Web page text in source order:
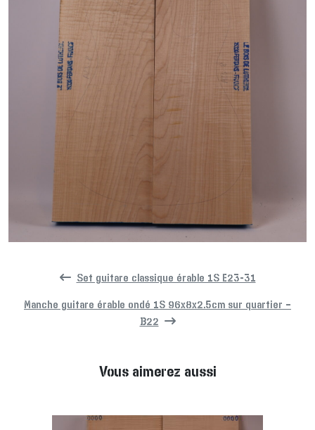
Set guitare classique érable 1S E23-31
Manche guitare érable ondé 1S 96x8x2.5cm sur quartier –
B22
Vous aimerez aussi